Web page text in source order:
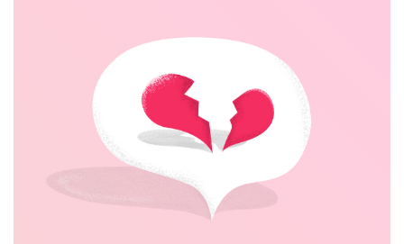
Beauty & Gesundheit